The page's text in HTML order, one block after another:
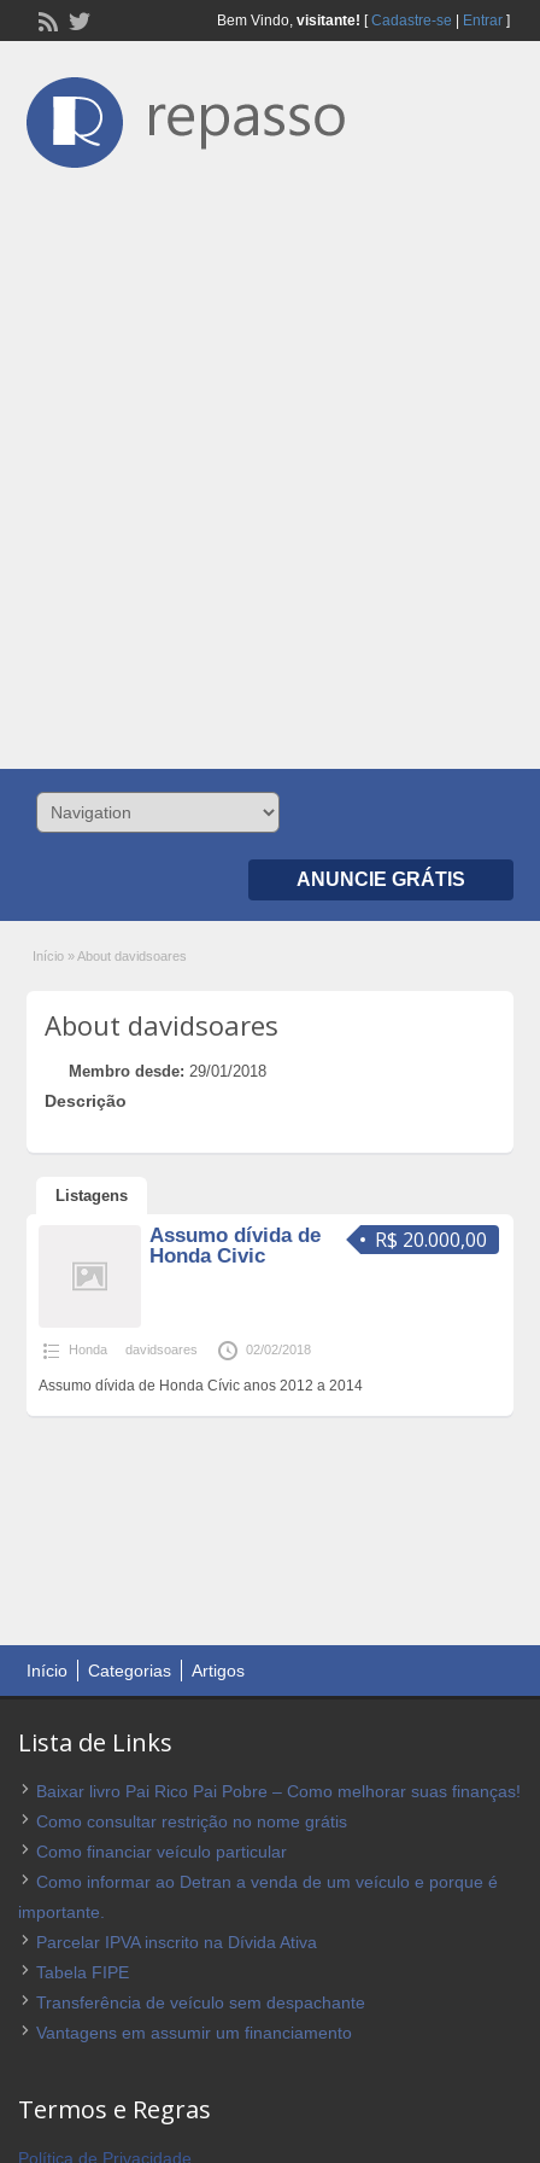
Bem Vindo, visitante! [Cadastre-se Entrar]
ANUNCIE GRÁTIS
Início » About davidsoares
About davidsoares
Membro desde: 29/01/2018
Descrição
Listagens
R$ 20.000,00
Assumo dívida de
Honda Civic
Honda davidsoares 02/02/2018
Assumo dívida de Honda Cívic anos 2012 a 2014
Início Categorias Artigos
Lista de Links
Baixar livro Pai Rico Pai Pobre – Como melhorar suas finanças!
Como consultar restrição no nome grátis
Como financiar veículo particular
Como informar ao Detran a venda de um veículo e porque é
importante.
Parcelar IPVA inscrito na Dívida Ativa
Tabela FIPE
Transferência de veículo sem despachante
Vantagens em assumir um financiamento
Termos e Regras
Política de Privacidade